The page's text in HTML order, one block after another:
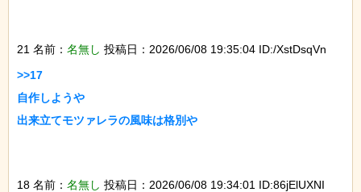
21 名前： 名無し 投稿日：2026/06/08 19:35:04 ID:/XstDsqVn
>>17
自作しようや
出来立てモツァレラの風味は格別や
18 名前： 名無し 投稿日：2026/06/08 19:34:01 ID:86jElUXNI